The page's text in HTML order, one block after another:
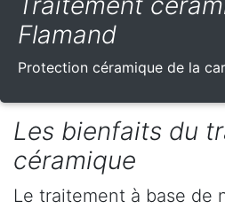
Flamand
Protection céramique de la
Les bienfaits du
céramique
Le traitement à base de